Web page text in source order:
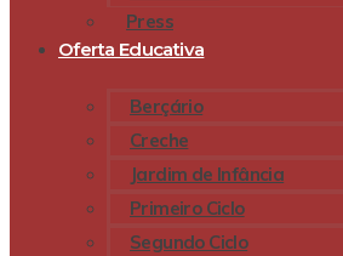
Press
Oferta Educativa
Berçário
Creche
Jardim de Infância
Primeiro Ciclo
Segundo Ciclo